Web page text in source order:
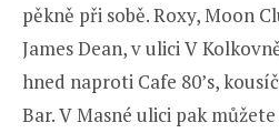
pěkně při sobě. Roxy, Moon
James Dean, v ulici V
hned naproti Cafe 80’s,
Bar. V Masné ulici pak